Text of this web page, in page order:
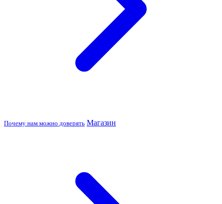
Почему нам можно доверять Магазин